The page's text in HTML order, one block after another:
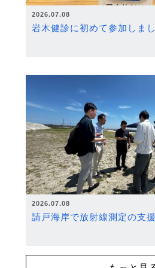
2026.07.08
岩木健診に初めて参加しま
2026.07.08
請戸海岸で放射線測定の支